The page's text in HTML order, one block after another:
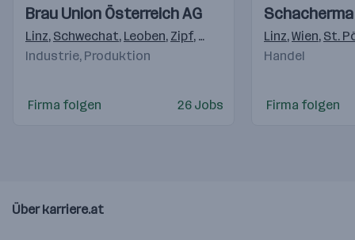
Videos
Einblicke
Einblicke
Brau Union Österreich AG
Linz, Schwechat, Leoben, Zipf, Graz ,Schladming,
Industrie, Produktion
Firma folgen 26 Jobs
Videos
Einblicke
Einblicke
Linz,Wien, St.
Handel
Firma folgen
Über karriere.at